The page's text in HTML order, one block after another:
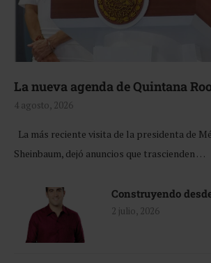
La nueva agenda de Quintana
4 agosto, 2026
La más reciente visita de la presidenta de
Sheinbaum, dejó anuncios que trascienden …
Construyendo
2 julio, 2026